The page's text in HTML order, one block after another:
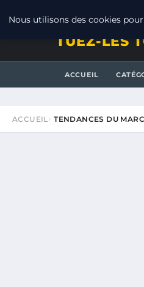
TUEZ-LES
ACCUEIL
ACCUEIL TENDANCES DU
Nous utilisons des cookies